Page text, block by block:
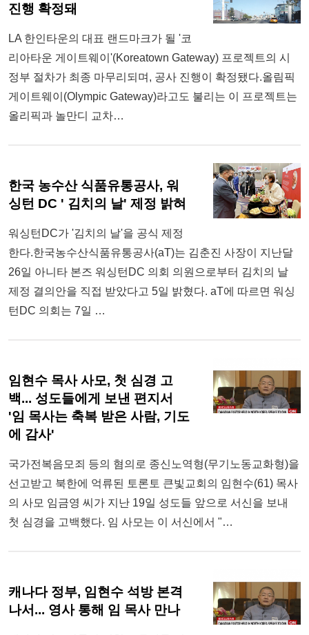
진행 확정돼
LA 한인타운의 대표 랜드마크가 될 '코
리아타운 게이트웨이'(Koreatown Gateway) 프로젝트의 시
정부 절차가 최종 마무리되며, 공사 진행이 확정됐다.올림픽
게이트웨이(Olympic Gateway)라고도 불리는 이 프로젝트는
올리픽과 놀만디 교차…
한국 농수산 식품유통공사, 워
싱턴 DC ' 김치의 날' 제정 밝혀
워싱턴DC가 '김치의 날'을 공식 제정
한다.한국농수산식품유통공사(aT)는 김춘진 사장이 지난달
26일 아니타 본즈 워싱턴DC 의회 의원으로부터 김치의 날
제정 결의안을 직접 받았다고 5일 밝혔다. aT에 따르면 워싱
턴DC 의회는 7일 …
임현수 목사 사모, 첫 심경 고
백... 성도들에게 보낸 편지서
'임 목사는 축복 받은 사람, 기도
에 감사'
국가전복음모죄 등의 혐의로 종신노역형(무기노동교화형)을
선고받고 북한에 억류된 토론토 큰빛교회의 임현수(61) 목사
의 사모 임금영 씨가 지난 19일 성도들 앞으로 서신을 보내
첫 심경을 고백했다. 임 사모는 이 서신에서 "…
캐나다 정부, 임현수 석방 본격
나서... 영사 통해 임 목사 만나